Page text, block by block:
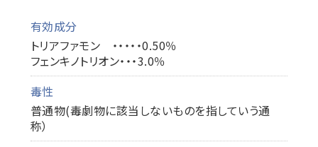
有効成分
トリアファモン ・・・・・0.50％
フェンキノトリオン・・・3.0％
毒性
普通物(毒劇物に該当しないものを指していう通
称）